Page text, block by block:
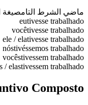
ماضي الشرط التامصيغة
eutivesse trabalhado
vocêtivesse trabalhado
ele / elativesse trabalhado
nóstivéssemos trabalhado
vocêstivessem trabalhado
/ elastivessem trabalhado
Composto